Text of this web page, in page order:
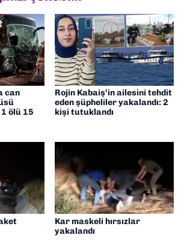
can
ölü 15
Rojin Kabaiş’in ailesini tehdit
eden şüpheliler yakalandı: 2
kişi tutuklandı
Kar maskeli hırsızlar
yakalandı